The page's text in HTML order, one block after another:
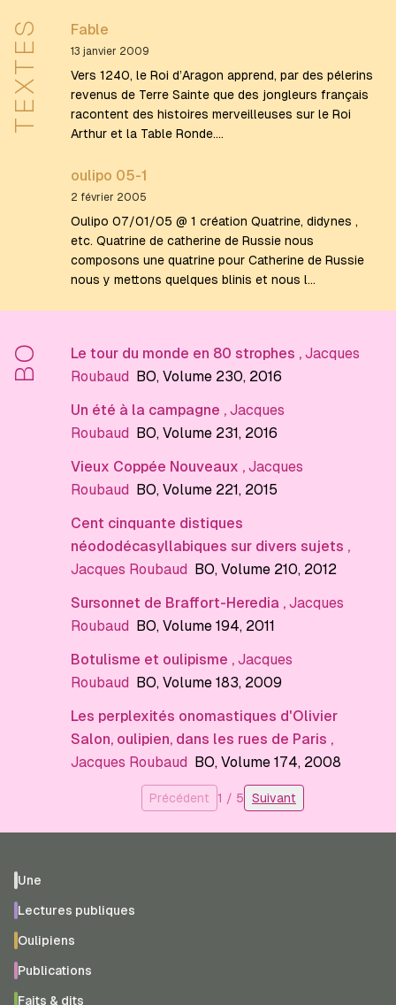
TEXTES Fable
13 janvier 2009
Vers 1240, le Roi d’Aragon apprend, par des pélerins
revenus de Terre Sainte que des jongleurs français
racontent des histoires merveilleuses sur le Roi
Arthur et la Table Ronde.…
oulipo 05-1
2 février 2005
Oulipo 07/01/05 @ 1 création Quatrine, didynes ,
etc. Quatrine de catherine de Russie nous
composons une quatrine pour Catherine de Russie
nous y mettons quelques blinis et nous l…
BO Le tour du monde en 80 strophes , Jacques
Roubaud BO, Volume 230, 2016
Un été à la campagne , Jacques
Roubaud BO, Volume 231, 2016
Vieux Coppée Nouveaux , Jacques
Roubaud BO, Volume 221, 2015
Cent cinquante distiques
néododécasyllabiques sur divers sujets ,
Jacques Roubaud BO, Volume 210, 2012
Sursonnet de Braffort-Heredia , Jacques
Roubaud BO, Volume 194, 2011
Botulisme et oulipisme , Jacques
Roubaud BO, Volume 183, 2009
Les perplexités onomastiques d'Olivier
Salon, oulipien, dans les rues de Paris ,
Jacques Roubaud BO, Volume 174, 2008
Précédent 1 / 5 Suivant
Une
Lectures publiques
Oulipiens
Publications
Faits & dits